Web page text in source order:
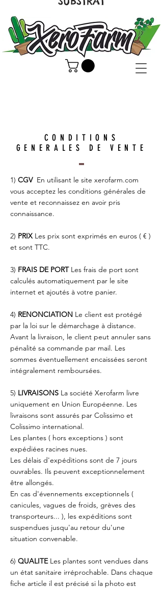
CONDITIONS
GENERALES DE VENTE
1) CGVEn utilisant le site xerofarm.com
vous acceptez les conditions générales de
vente et reconnaissez en avoir pris
connaissance.
2) PRIXLes prix sont exprimés en euros ( € )
et sont TTC.
3) FRAIS DE PORTLes frais de port sont
calculés automatiquement par le site
internet et ajoutés à votre panier.
4) RENONCIATION Le client est protégé
par la loi sur le démarchage à distance.
Avant la livraison, le client peut annuler sans
pénalité sa commande par mail. Les
sommes éventuellement encaissées seront
intégralement remboursées.
5) LIVRAISONS La société Xerofarm livre
uniquement en Union Européenne. Les
livraisons sont assurés par Colissimo et
Colissimo international.
Les plantes ( hors exceptions ) sont
expédiées racines nues.
Les délais d'expéditions sont de 7 jours
ouvrables. Ils peuvent exceptionnelement
être allongés.
En cas d'évennements exceptionnels (
canicules, vagues de froids, grèves des
transporteurs... ), les expéditions sont
suspendues jusqu'au retour du'une
situation convenable.
6) QUALITELes plantes sont vendues dans
un état sanitaire irréprochable. Dans chaque
fiche article il est précisé si la photo est